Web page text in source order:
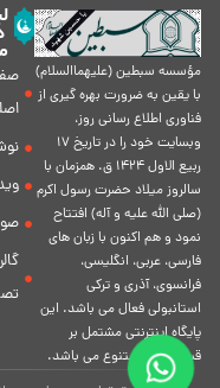
مؤسسه سبطين (عليهماالسلام)
با يقين به ضرورت بهره گیرى از
فناورى اطلاع رسانى روز،
وبسایت خود را در تاريخ 17
ربيع الاول 1424 ق. همزمان با
سالروز ميلاد حضرت رسول اكرم
(صلی الله علیه و آله) افتتاح
نمود و هم اكنون با زبان های
فارسی، عربى، انگلیسی،
فرانسوی، آذری و ترکی
استانبولی فعال مى باشد. اين
پايگاه اينترنتى مشتمل بر
قسمت هاى متنوع مى باشد.